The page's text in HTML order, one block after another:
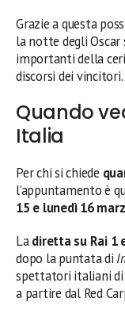
Grazie a questa
la notte degli Oscar
importanti della
discorsi dei vincitori.
Quando
Italia
Per chi si chiede
l’appuntamento è
15 e lunedì 16
Ladiretta su Rai 1
dopo la puntata di
spettatori italiani di
a partire dal Red